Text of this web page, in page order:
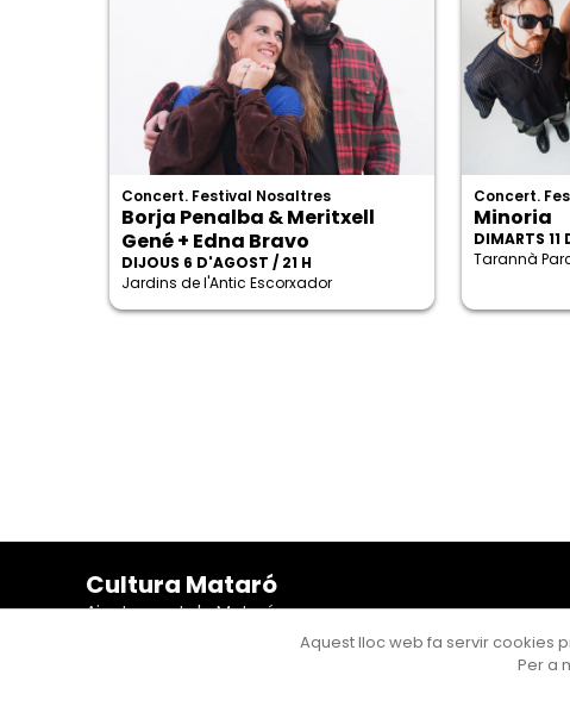
Concert. Festival Nosaltres
Borja Penalba & Meritxell
Gené + Edna Bravo
DIJOUS 6 D'AGOST / 21 H
Jardins de l'Antic Escorxador
Concert.
Minoria
DIMARTS
Tarannà
Cultura Mataró
Ajuntament de Mataró
C. de Sant Josep, 9 (Mataró, 08302)
Horari d'obertura: dilluns, dimecres i divendres de 10 a
Aquest lloc web fa servir cookies
Per a